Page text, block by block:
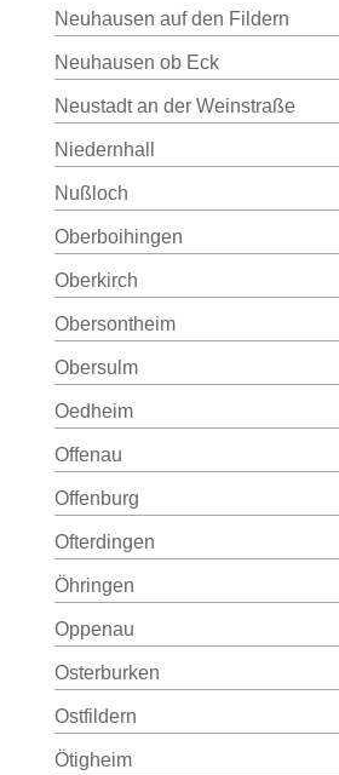
Neuhausen auf den Fildern
Neuhausen ob Eck
Neustadt an der Weinstraße
Niedernhall
Nußloch
Oberboihingen
Oberkirch
Obersontheim
Obersulm
Oedheim
Offenau
Offenburg
Ofterdingen
Öhringen
Oppenau
Osterburken
Ostfildern
Ötigheim